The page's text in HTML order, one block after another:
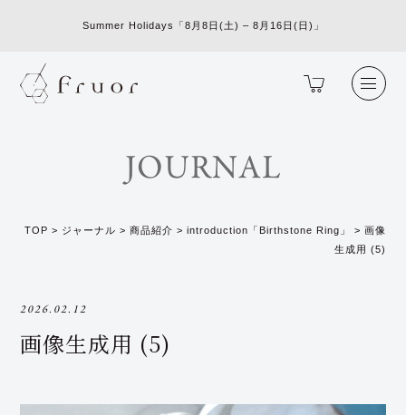
Summer Holidays「8月8日(土) – 8月16日(日)」
JOURNAL
TOP > ジャーナル > 商品紹介 > introduction「Birthstone Ring」 > 画像
生成用 (5)
2026.02.12
画像生成用 (5)